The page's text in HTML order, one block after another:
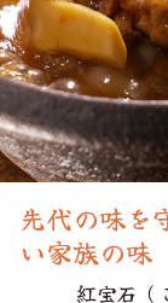
楽しい会話
る